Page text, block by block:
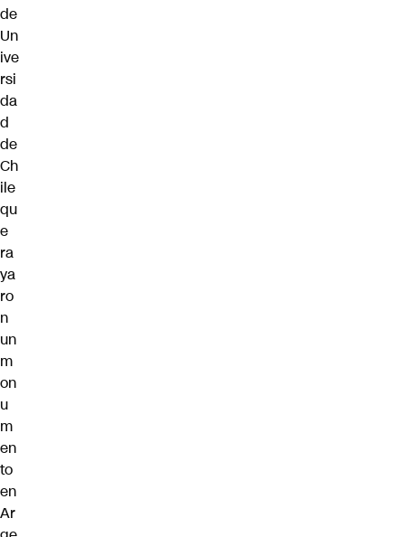
de
Un
ive
rsi
da
d
de
Ch
ile
qu
e
ra
ya
ro
n
un
m
on
u
m
en
to
en
Ar